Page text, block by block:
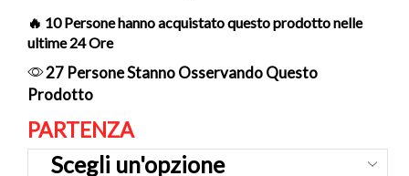
🔥 10 Persone hanno acquistato questo prodotto nelle
ultime 24 Ore
27 Persone Stanno Osservando Questo
Prodotto
PARTENZA